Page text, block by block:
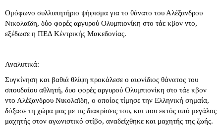
Ομόφωνο συλλυπητήριο ψήφισμα για το θάνατο του Αλέξανδρου
Νικολαϊδη, δύο φορές αργυρού Ολυμπιονίκη στο τάε κβον ντο,
εξέδωσε η ΠΕΔ Κέντρικής Μακεδονίας.
Αναλυτικά:
Συγκίνηση και βαθιά θλίψη προκάλεσε ο αιφνίδιος θάνατος του
σπουδαίου αθλητή, δυο φορές αργυρού Ολυμπιονίκη στο τάε κβον
ντο Αλέξανδρου Νικολαϊδη, ο οποίος τίμησε την Ελληνική σημαία,
δόξασε τη χώρα μας με τις διακρίσεις του, και που εκτός από μεγάλος
μαχητής στον αγωνιστικό στίβο, αναδείχθηκε και μαχητής της ζωής.